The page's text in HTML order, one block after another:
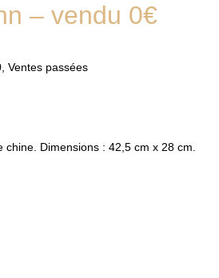
– vendu 0€
, Ventes passées
Dimensions : 42,5 cm x 28 cm.